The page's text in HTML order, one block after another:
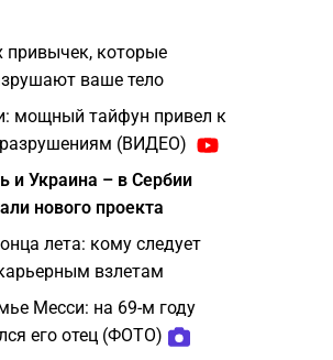
которые
ваше тело
мощный тайфун привел к
(ВИДЕО)
и Украина – в Сербии
нового проекта
лета: кому следует
взлетам
Месси: на 69-м году
его отец (ФОТО)